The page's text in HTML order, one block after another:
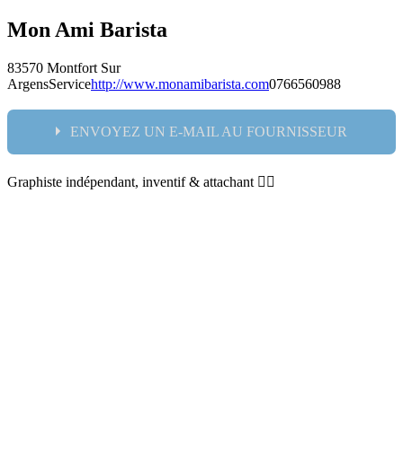
Mon Ami Barista
83570 Montfort Sur
ArgensServicehttp://www.monamibarista.com0766560988
ENVOYEZ UN E-MAIL AU FOURNISSEUR
Nom:
Graphiste indépendant, inventif & attachant 👌🏼